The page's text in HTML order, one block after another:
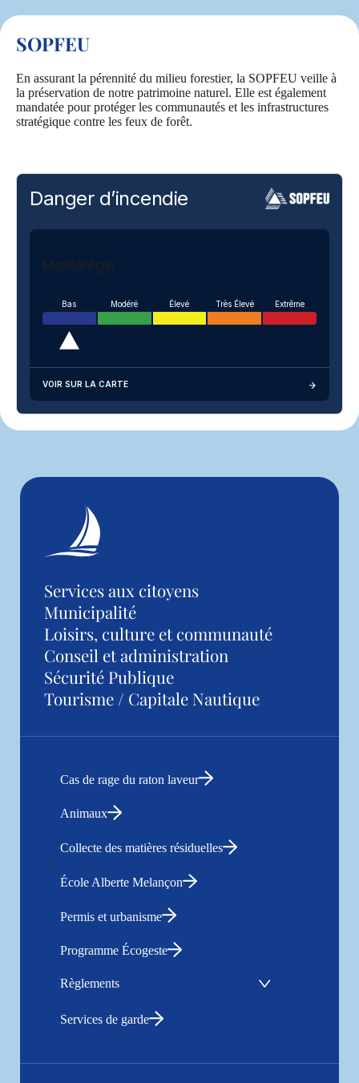
SOPFEU
En assurant la pérennité du milieu forestier, la SOPFEU veille à
la préservation de notre patrimoine naturel. Elle est également
mandatée pour protéger les communautés et les infrastructures
stratégique contre les feux de forêt.
Danger d’incendie
Montérégie
Bas Modéré Élevé Très Élevé Extrême
VOIR SUR LA CARTE
Services aux citoyens
Municipalité
Loisirs, culture et communauté
Conseil et administration
Sécurité Publique
Tourisme / Capitale Nautique
Cas de rage du raton laveur
Animaux
Collecte des matières résiduelles
École Alberte Melançon
Permis et urbanisme
Programme Écogeste
Règlements
Services de garde